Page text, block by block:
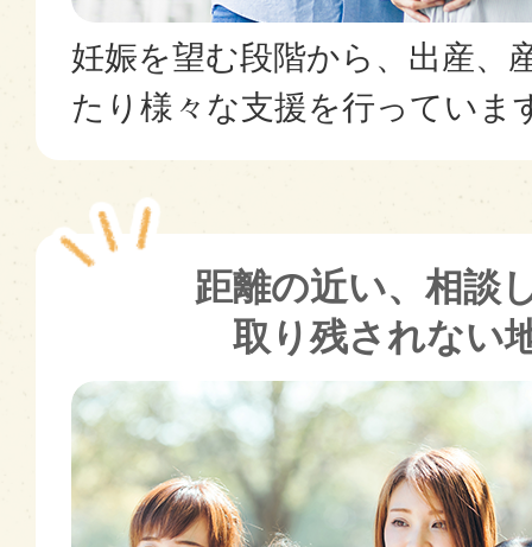
妊娠を望む段階から、出産、
たり様々な支援を行っていま
距離の近い、相談
取り残されない